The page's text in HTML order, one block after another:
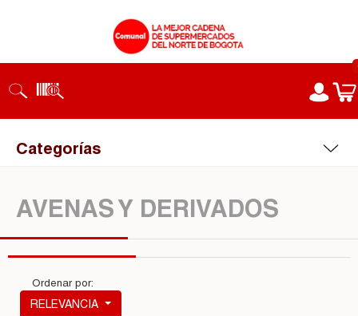
Categorías
AVENAS Y DERIVADOS
Ordenar por:
RELEVANCIA